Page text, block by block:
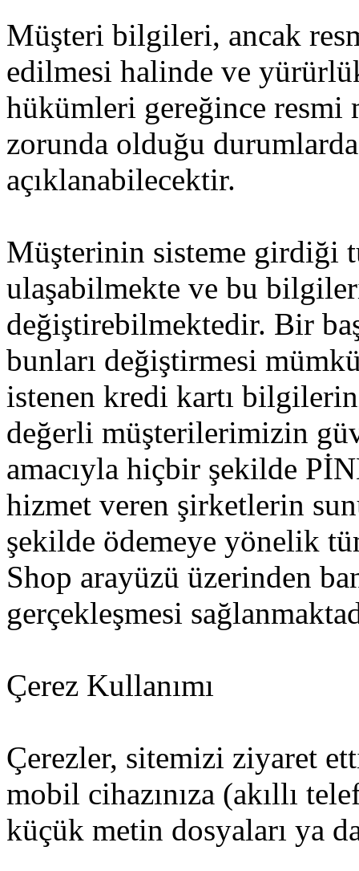
Müşteri bilgileri, ancak
edilmesi halinde ve
hükümleri gereğince resmi
zorunda olduğu
açıklanabilecektir.
Müşterinin sisteme girdiği
ulaşabilmekte ve bu
değiştirebilmektedir. Bir
bunları değiştirmesi
istenen kredi kartı
değerli müşterilerimizin
amacıyla hiçbir şekilde
hizmet veren şirketlerin
şekilde ödemeye yönelik
Shop arayüzü üzerinden
gerçekleşmesi
Çerez Kullanımı
Çerezler, sitemizi ziyaret
mobil cihazınıza (akıllı
küçük metin dosyaları ya